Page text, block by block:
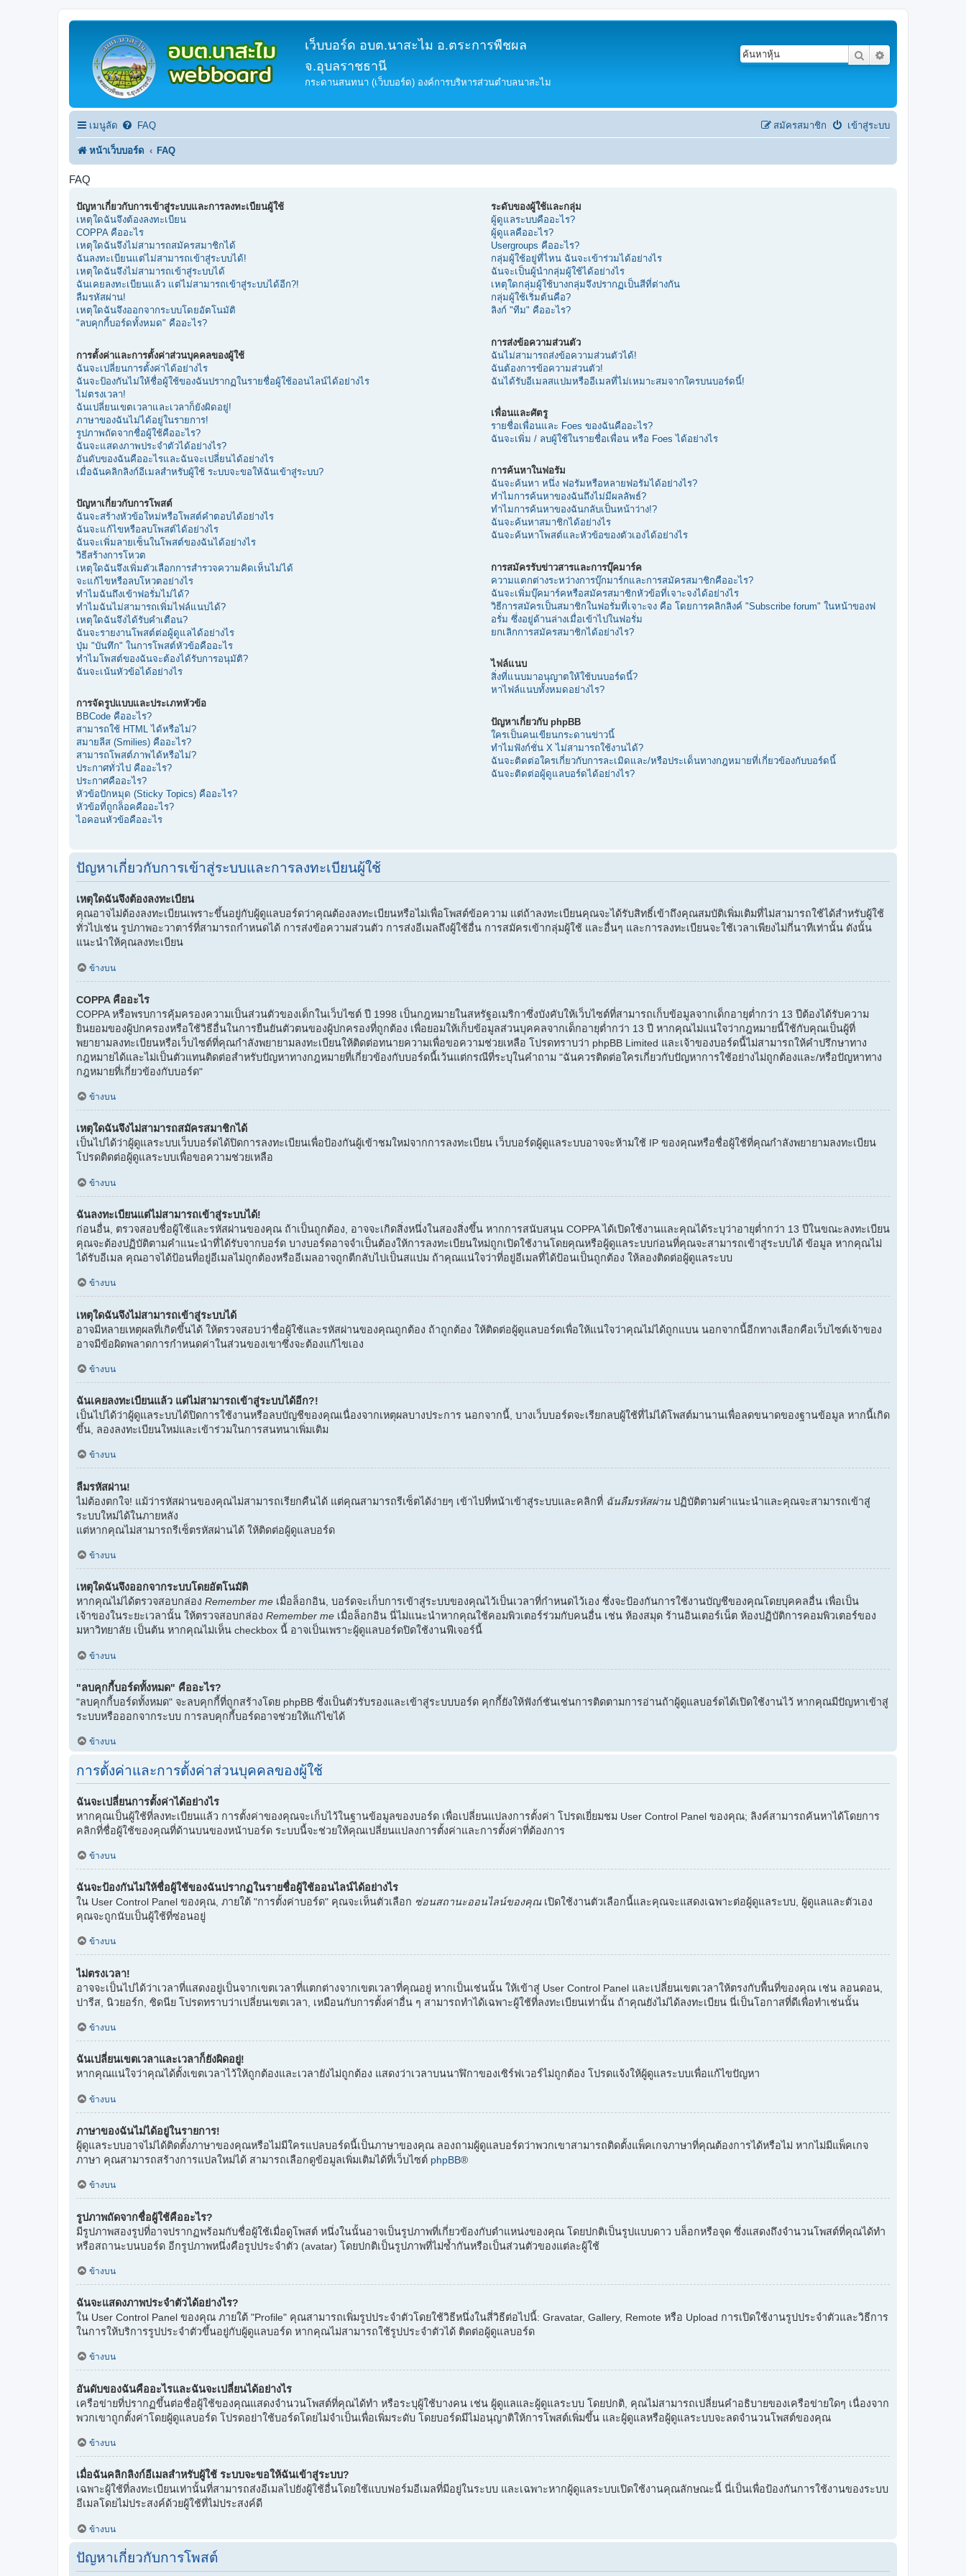
เว็บบอร์ด อบต.นาสะไม อ.ตระการพืชผล
จ.อุบลราชธานี
กระดานสนทนา (เว็บบอร์ด) องค์การบริหารส่วนตำบลนาสะไม
ค้นหา
เมนูลัด FAQ เข้าสู่ระบบ
สมัครสมาชิก
หน้าเว็บบอร์ด FAQ
FAQ
ปัญหาเกี่ยวกับการเข้าสู่ระบบและการลงทะเบียนผู้ใช้
เหตุใดฉันจึงต้องลงทะเบียน
COPPA คืออะไร
เหตุใดฉันจึงไม่สามารถสมัครสมาชิกได้
ฉันลงทะเบียนแต่ไม่สามารถเข้าสู่ระบบได้!
เหตุใดฉันจึงไม่สามารถเข้าสู่ระบบได้
ฉันเคยลงทะเบียนแล้ว แต่ไม่สามารถเข้าสู่ระบบได้อีก?!
ลืมรหัสผ่าน!
เหตุใดฉันจึงออกจากระบบโดยอัตโนมัติ
"ลบคุกกี้บอร์ดทั้งหมด" คืออะไร?
การตั้งค่าและการตั้งค่าส่วนบุคคลของผู้ใช้
ฉันจะเปลี่ยนการตั้งค่าได้อย่างไร
ฉันจะป้องกันไม่ให้ชื่อผู้ใช้ของฉันปรากฏในรายชื่อผู้ใช้ออนไลน์ได้อย่างไร
ไม่ตรงเวลา!
ฉันเปลี่ยนเขตเวลาและเวลาก็ยังผิดอยู่!
ภาษาของฉันไม่ได้อยู่ในรายการ!
รูปภาพถัดจากชื่อผู้ใช้คืออะไร?
ฉันจะแสดงภาพประจำตัวได้อย่างไร?
อันดับของฉันคืออะไรและฉันจะเปลี่ยนได้อย่างไร
เมื่อฉันคลิกลิงก์อีเมลสำหรับผู้ใช้ ระบบจะขอให้ฉันเข้าสู่ระบบ?
ปัญหาเกี่ยวกับการโพสต์
ฉันจะสร้างหัวข้อใหม่หรือโพสต์คำตอบได้อย่างไร
ฉันจะแก้ไขหรือลบโพสต์ได้อย่างไร
ฉันจะเพิ่มลายเซ็นในโพสต์ของฉันได้อย่างไร
วิธีสร้างการโหวต
เหตุใดฉันจึงเพิ่มตัวเลือกการสำรวจความคิดเห็นไม่ได้
จะแก้ไขหรือลบโหวตอย่างไร
ทำไมฉันถึงเข้าฟอรั่มไม่ได้?
ทำไมฉันไม่สามารถเพิ่มไฟล์แนบได้?
เหตุใดฉันจึงได้รับคำเตือน?
ฉันจะรายงานโพสต์ต่อผู้ดูแลได้อย่างไร
ปุ่ม "บันทึก" ในการโพสต์หัวข้อคืออะไร
ทำไมโพสต์ของฉันจะต้องได้รับการอนุมัติ?
ฉันจะเน้นหัวข้อได้อย่างไร
การจัดรูปแบบและประเภทหัวข้อ
BBCode คืออะไร?
สามารถใช้ HTML ได้หรือไม่?
สมายลีส (Smilies) คืออะไร?
สามารถโพสต์ภาพได้หรือไม่?
ประกาศทั่วไป คืออะไร?
ประกาศคืออะไร?
หัวข้อปักหมุด (Sticky Topics) คืออะไร?
หัวข้อที่ถูกล็อคคืออะไร?
ไอคอนหัวข้อคืออะไร
ระดับของผู้ใช้และกลุ่ม
ผู้ดูแลระบบคืออะไร?
ผู้ดูแลคืออะไร?
Usergroups คืออะไร?
กลุ่มผู้ใช้อยู่ที่ไหน ฉันจะเข้าร่วมได้อย่างไร
ฉันจะเป็นผู้นำกลุ่มผู้ใช้ได้อย่างไร
เหตุใดกลุ่มผู้ใช้บางกลุ่มจึงปรากฏเป็นสีที่ต่างกัน
กลุ่มผู้ใช้เริ่มต้นคือ?
ลิงก์ "ทีม" คืออะไร?
การส่งข้อความส่วนตัว
ฉันไม่สามารถส่งข้อความส่วนตัวได้!
ฉันต้องการข้อความส่วนตัว!
ฉันได้รับอีเมลสแปมหรืออีเมลที่ไม่เหมาะสมจากใครบนบอร์ดนี้!
เพื่อนและศัตรู
รายชื่อเพื่อนและ Foes ของฉันคืออะไร?
ฉันจะเพิ่ม / ลบผู้ใช้ในรายชื่อเพื่อน หรือ Foes ได้อย่างไร
การค้นหาในฟอรัม
ฉันจะค้นหา หนึ่ง ฟอรัมหรือหลายฟอรัมได้อย่างไร?
ทำไมการค้นหาของฉันถึงไม่มีผลลัพธ์?
ทำไมการค้นหาของฉันกลับเป็นหน้าว่าง!?
ฉันจะค้นหาสมาชิกได้อย่างไร
ฉันจะค้นหาโพสต์และหัวข้อของตัวเองได้อย่างไร
การสมัครรับข่าวสารและการบุ๊คมาร์ค
ความแตกต่างระหว่างการบุ๊กมาร์กและการสมัครสมาชิกคืออะไร?
ฉันจะเพิ่มบุ๊คมาร์คหรือสมัครสมาชิกหัวข้อที่เจาะจงได้อย่างไร
วิธีการสมัครเป็นสมาชิกในฟอรั่มที่เจาะจง คือ โดยการคลิกลิงค์ "Subscribe forum" ในหน้าของฟ
อรั่ม ซึ่งอยู่ด้านล่างเมื่อเข้าไปในฟอรั่ม
ยกเลิกการสมัครสมาชิกได้อย่างไร?
ไฟล์แนบ
สิ่งที่แนบมาอนุญาตให้ใช้บนบอร์ดนี้?
หาไฟล์แนบทั้งหมดอย่างไร?
ปัญหาเกี่ยวกับ phpBB
ใครเป็นคนเขียนกระดานข่าวนี้
ทำไมฟังก์ชั่น X ไม่สามารถใช้งานได้?
ฉันจะติดต่อใครเกี่ยวกับการละเมิดและ/หรือประเด็นทางกฎหมายที่เกี่ยวข้องกับบอร์ดนี้
ฉันจะติดต่อผู้ดูแลบอร์ดได้อย่างไร?
ปัญหาเกี่ยวกับการเข้าสู่ระบบและการลงทะเบียนผู้ใช้
เหตุใดฉันจึงต้องลงทะเบียน
คุณอาจไม่ต้องลงทะเบียนเพราะขึ้นอยู่กับผู้ดูแลบอร์ดว่าคุณต้องลงทะเบียนหรือไม่เพื่อโพสต์ข้อความ แต่ถ้าลงทะเบียนคุณจะได้รับสิทธิ์เข้าถึงคุณสมบัติเพิ่มเติมที่ไม่สามารถใช้ได้สำหรับผู้ใช้
ทั่วไปเช่น รูปภาพอะวาตาร์ที่สามารถกำหนดได้ การส่งข้อความส่วนตัว การส่งอีเมลถึงผู้ใช้อื่น การสมัครเข้ากลุ่มผู้ใช้ และอื่นๆ และการลงทะเบียนจะใช้เวลาเพียงไม่กี่นาทีเท่านั้น ดังนั้น
แนะนำให้คุณลงทะเบียน
ข้างบน
COPPA คืออะไร
COPPA หรือพรบการคุ้มครองความเป็นส่วนตัวของเด็กในเว็บไซต์ ปี 1998 เป็นกฎหมายในสหรัฐอเมริกาซึ่งบังคับให้เว็บไซต์ที่สามารถเก็บข้อมูลจากเด็กอายุต่ำกว่า 13 ปีต้องได้รับความ
ยินยอมของผู้ปกครองหรือใช้วิธีอื่นในการยืนยันตัวตนของผู้ปกครองที่ถูกต้อง เพื่อยอมให้เก็บข้อมูลส่วนบุคคลจากเด็กอายุต่ำกว่า 13 ปี หากคุณไม่แน่ใจว่ากฎหมายนี้ใช้กับคุณเป็นผู้ที่
พยายามลงทะเบียนหรือเว็บไซต์ที่คุณกำลังพยายามลงทะเบียนให้ติดต่อทนายความเพื่อขอความช่วยเหลือ โปรดทราบว่า phpBB Limited และเจ้าของบอร์ดนี้ไม่สามารถให้คำปรึกษาทาง
กฎหมายได้และไม่เป็นตัวแทนติดต่อสำหรับปัญหาทางกฎหมายที่เกี่ยวข้องกับบอร์ดนี้เว้นแต่กรณีที่ระบุในคำถาม "ฉันควรติดต่อใครเกี่ยวกับปัญหาการใช้อย่างไม่ถูกต้องและ/หรือปัญหาทาง
กฎหมายที่เกี่ยวข้องกับบอร์ด"
ข้างบน
เหตุใดฉันจึงไม่สามารถสมัครสมาชิกได้
เป็นไปได้ว่าผู้ดูแลระบบเว็บบอร์ดได้ปิดการลงทะเบียนเพื่อป้องกันผู้เข้าชมใหม่จากการลงทะเบียน เว็บบอร์ดผู้ดูแลระบบอาจจะห้ามใช้ IP ของคุณหรือชื่อผู้ใช้ที่คุณกำลังพยายามลงทะเบียน
โปรดติดต่อผู้ดูแลระบบเพื่อขอความช่วยเหลือ
ข้างบน
ฉันลงทะเบียนแต่ไม่สามารถเข้าสู่ระบบได้!
ก่อนอื่น, ตรวจสอบชื่อผู้ใช้และรหัสผ่านของคุณ ถ้าเป็นถูกต้อง, อาจจะเกิดสิ่งหนึ่งในสองสิ่งขึ้น หากการสนับสนุน COPPA ได้เปิดใช้งานและคุณได้ระบุว่าอายุต่ำกว่า 13 ปีในขณะลงทะเบียน
คุณจะต้องปฏิบัติตามคำแนะนำที่ได้รับจากบอร์ด บางบอร์ดอาจจำเป็นต้องให้การลงทะเบียนใหม่ถูกเปิดใช้งานโดยคุณหรือผู้ดูแลระบบก่อนที่คุณจะสามารถเข้าสู่ระบบได้ ข้อมูล หากคุณไม่
ได้รับอีเมล คุณอาจได้ป้อนที่อยู่อีเมลไม่ถูกต้องหรืออีเมลอาจถูกตีกลับไปเป็นสแปม ถ้าคุณแน่ใจว่าที่อยู่อีเมลที่ได้ป้อนเป็นถูกต้อง ให้ลองติดต่อผู้ดูแลระบบ
ข้างบน
เหตุใดฉันจึงไม่สามารถเข้าสู่ระบบได้
อาจมีหลายเหตุผลที่เกิดขึ้นได้ ให้ตรวจสอบว่าชื่อผู้ใช้และรหัสผ่านของคุณถูกต้อง ถ้าถูกต้อง ให้ติดต่อผู้ดูแลบอร์ดเพื่อให้แน่ใจว่าคุณไม่ได้ถูกแบน นอกจากนี้อีกทางเลือกคือเว็บไซต์เจ้าของ
อาจมีข้อผิดพลาดการกำหนดค่าในส่วนของเขาซึ่งจะต้องแก้ไขเอง
ข้างบน
ฉันเคยลงทะเบียนแล้ว แต่ไม่สามารถเข้าสู่ระบบได้อีก?!
เป็นไปได้ว่าผู้ดูแลระบบได้ปิดการใช้งานหรือลบบัญชีของคุณเนื่องจากเหตุผลบางประการ นอกจากนี้, บางเว็บบอร์ดจะเรียกลบผู้ใช้ที่ไม่ได้โพสต์มานานเพื่อลดขนาดของฐานข้อมูล หากนี้เกิด
ขึ้น, ลองลงทะเบียนใหม่และเข้าร่วมในการสนทนาเพิ่มเติม
ข้างบน
ลืมรหัสผ่าน!
ไม่ต้องตกใจ! แม้ว่ารหัสผ่านของคุณไม่สามารถเรียกคืนได้ แต่คุณสามารถรีเซ็ตได้ง่ายๆ เข้าไปที่หน้าเข้าสู่ระบบและคลิกที่ ฉันลืมรหัสผ่าน ปฏิบัติตามคำแนะนำและคุณจะสามารถเข้าสู่
ระบบใหม่ได้ในภายหลัง
แต่หากคุณไม่สามารถรีเซ็ตรหัสผ่านได้ ให้ติดต่อผู้ดูแลบอร์ด
ข้างบน
เหตุใดฉันจึงออกจากระบบโดยอัตโนมัติ
หากคุณไม่ได้ตรวจสอบกล่อง Remember me เมื่อล็อกอิน, บอร์ดจะเก็บการเข้าสู่ระบบของคุณไว้เป็นเวลาที่กำหนดไว้เอง ซึ่งจะป้องกันการใช้งานบัญชีของคุณโดยบุคคลอื่น เพื่อเป็น
เจ้าของในระยะเวลานั้น ให้ตรวจสอบกล่อง Remember me เมื่อล็อกอิน นี่ไม่แนะนำหากคุณใช้คอมพิวเตอร์ร่วมกับคนอื่น เช่น ห้องสมุด ร้านอินเตอร์เน็ต ห้องปฏิบัติการคอมพิวเตอร์ของ
มหาวิทยาลัย เป็นต้น หากคุณไม่เห็น checkbox นี้ อาจเป็นเพราะผู้ดูแลบอร์ดปิดใช้งานฟีเจอร์นี้
ข้างบน
"ลบคุกกี้บอร์ดทั้งหมด" คืออะไร?
"ลบคุกกี้บอร์ดทั้งหมด" จะลบคุกกี้ที่ถูกสร้างโดย phpBB ซึ่งเป็นตัวรับรองและเข้าสู่ระบบบอร์ด คุกกี้ยังให้ฟังก์ชันเช่นการติดตามการอ่านถ้าผู้ดูแลบอร์ดได้เปิดใช้งานไว้ หากคุณมีปัญหาเข้าสู่
ระบบหรือออกจากระบบ การลบคุกกี้บอร์ดอาจช่วยให้แก้ไขได้
ข้างบน
การตั้งค่าและการตั้งค่าส่วนบุคคลของผู้ใช้
ฉันจะเปลี่ยนการตั้งค่าได้อย่างไร
หากคุณเป็นผู้ใช้ที่ลงทะเบียนแล้ว การตั้งค่าของคุณจะเก็บไว้ในฐานข้อมูลของบอร์ด เพื่อเปลี่ยนแปลงการตั้งค่า โปรดเยี่ยมชม User Control Panel ของคุณ; ลิงค์สามารถค้นหาได้โดยการ
คลิกที่ชื่อผู้ใช้ของคุณที่ด้านบนของหน้าบอร์ด ระบบนี้จะช่วยให้คุณเปลี่ยนแปลงการตั้งค่าและการตั้งค่าที่ต้องการ
ข้างบน
ฉันจะป้องกันไม่ให้ชื่อผู้ใช้ของฉันปรากฏในรายชื่อผู้ใช้ออนไลน์ได้อย่างไร
ใน User Control Panel ของคุณ, ภายใต้ "การตั้งค่าบอร์ด" คุณจะเห็นตัวเลือก ซ่อนสถานะออนไลน์ของคุณเปิดใช้งานตัวเลือกนี้และคุณจะแสดงเฉพาะต่อผู้ดูแลระบบ, ผู้ดูแลและตัวเอง
คุณจะถูกนับเป็นผู้ใช้ที่ซ่อนอยู่
ข้างบน
ไม่ตรงเวลา!
อาจจะเป็นไปได้ว่าเวลาที่แสดงอยู่เป็นจากเขตเวลาที่แตกต่างจากเขตเวลาที่คุณอยู่ หากเป็นเช่นนั้น ให้เข้าสู่ User Control Panel และเปลี่ยนเขตเวลาให้ตรงกับพื้นที่ของคุณ เช่น ลอนดอน,
ปารีส, นิวยอร์ก, ซิดนีย โปรดทราบว่าเปลี่ยนเขตเวลา, เหมือนกับการตั้งค่าอื่น ๆ สามารถทำได้เฉพาะผู้ใช้ที่ลงทะเบียนเท่านั้น ถ้าคุณยังไม่ได้ลงทะเบียน นี่เป็นโอกาสที่ดีเพื่อทำเช่นนั้น
ข้างบน
ฉันเปลี่ยนเขตเวลาและเวลาก็ยังผิดอยู่!
หากคุณแน่ใจว่าคุณได้ตั้งเขตเวลาไว้ให้ถูกต้องและเวลายังไม่ถูกต้อง แสดงว่าเวลาบนนาฬิกาของเซิร์ฟเวอร์ไม่ถูกต้อง โปรดแจ้งให้ผู้ดูแลระบบเพื่อแก้ไขปัญหา
ข้างบน
ภาษาของฉันไม่ได้อยู่ในรายการ!
ผู้ดูแลระบบอาจไม่ได้ติดตั้งภาษาของคุณหรือไม่มีใครแปลบอร์ดนี้เป็นภาษาของคุณ ลองถามผู้ดูแลบอร์ดว่าพวกเขาสามารถติดตั้งแพ็คเกจภาษาที่คุณต้องการได้หรือไม่ หากไม่มีแพ็คเกจ
ภาษา คุณสามารถสร้างการแปลใหม่ได้ สามารถเลือกดูข้อมูลเพิ่มเติมได้ที่เว็บไซต์ phpBB®
ข้างบน
รูปภาพถัดจากชื่อผู้ใช้คืออะไร?
มีรูปภาพสองรูปที่อาจปรากฏพร้อมกับชื่อผู้ใช้เมื่อดูโพสต์ หนึ่งในนั้นอาจเป็นรูปภาพที่เกี่ยวข้องกับตำแหน่งของคุณ โดยปกติเป็นรูปแบบดาว บล็อกหรือจุด ซึ่งแสดงถึงจำนวนโพสต์ที่คุณได้ทำ
หรือสถานะบนบอร์ด อีกรูปภาพหนึ่งคือรูปประจำตัว (avatar) โดยปกติเป็นรูปภาพที่ไม่ซ้ำกันหรือเป็นส่วนตัวของแต่ละผู้ใช้
ข้างบน
ฉันจะแสดงภาพประจำตัวได้อย่างไร?
ใน User Control Panel ของคุณ ภายใต้ "Profile" คุณสามารถเพิ่มรูปประจำตัวโดยใช้วิธีหนึ่งในสี่วิธีต่อไปนี้: Gravatar, Gallery, Remote หรือ Upload การเปิดใช้งานรูปประจำตัวและวิธีการ
ในการให้บริการรูปประจำตัวขึ้นอยู่กับผู้ดูแลบอร์ด หากคุณไม่สามารถใช้รูปประจำตัวได้ ติดต่อผู้ดูแลบอร์ด
ข้างบน
อันดับของฉันคืออะไรและฉันจะเปลี่ยนได้อย่างไร
เครือข่ายที่ปรากฏขึ้นต่อชื่อผู้ใช้ของคุณแสดงจำนวนโพสต์ที่คุณได้ทำ หรือระบุผู้ใช้บางคน เช่น ผู้ดูแลและผู้ดูแลระบบ โดยปกติ, คุณไม่สามารถเปลี่ยนคำอธิบายของเครือข่ายใดๆ เนื่องจาก
พวกเขาถูกตั้งค่าโดยผู้ดูแลบอร์ด โปรดอย่าใช้บอร์ดโดยไม่จำเป็นเพื่อเพิ่มระดับ โดยบอร์ดมีไม่อนุญาติให้การโพสต์เพิ่มขึ้น และผู้ดูแลหรือผู้ดูแลระบบจะลดจำนวนโพสต์ของคุณ
ข้างบน
เมื่อฉันคลิกลิงก์อีเมลสำหรับผู้ใช้ ระบบจะขอให้ฉันเข้าสู่ระบบ?
เฉพาะผู้ใช้ที่ลงทะเบียนเท่านั้นที่สามารถส่งอีเมลไปยังผู้ใช้อื่นโดยใช้แบบฟอร์มอีเมลที่มีอยู่ในระบบ และเฉพาะหากผู้ดูแลระบบเปิดใช้งานคุณลักษณะนี้ นี่เป็นเพื่อป้องกันการใช้งานของระบบ
อีเมลโดยไม่ประสงค์ด้วยผู้ใช้ที่ไม่ประสงค์ดี
ข้างบน
ปัญหาเกี่ยวกับการโพสต์